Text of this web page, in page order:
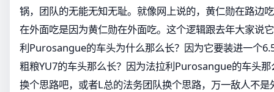
锅，团队的无能无知无耻。就像网上说的，黄仁勋在路边
在外面吃是因为黄仁勋在外面吃。这个逻辑跟去年大家说
利Purosangue的车头为什么那么长？因为它要装进一个
粗粮YU7的车头那么长？因为法拉利Purosangue的车头
换个思路吧，或者L总的法务团队换个思路，万一敌人不